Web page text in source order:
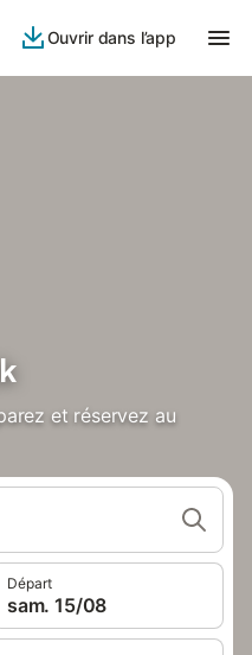
Ouvrir dans l’app
et réservez au
Départ
sam. 15/08